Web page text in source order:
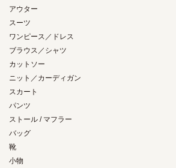
アウター
スーツ
ワンピース／ドレス
ブラウス／シャツ
カットソー
ニット／カーディガン
スカート
パンツ
ストール / マフラー
バッグ
靴
小物